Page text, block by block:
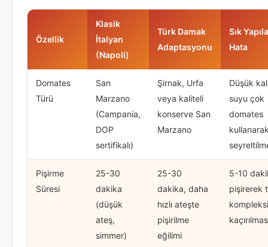
Özellik
Klasik
İtalyan
(Napoli)
Türk Damak
Adaptasyonu
Sık
Hata
Domates
Türü
San
Marzano
(Campania,
DOP
sertifikalı)
Şirnak, Urfa
veya kaliteli
konserve San
Marzano
Düşük
suyu çok
domates
Pişirme
Süresi
25-30
dakika
(düşük
ateş,
simmer)
25-30
dakika, daha
hızlı ateşte
pişirilme
eğilimi
5-10
pişirerek